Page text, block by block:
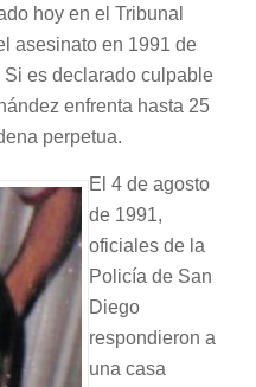
hoy en el Tribunal
asesinato en 1991 de
es declarado culpable
enfrenta hasta 25
perpetua.
El 4 de agosto
de 1991,
oficiales de la
Policía de San
Diego
respondieron a
una casa